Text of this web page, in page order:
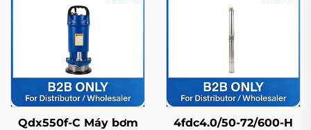
Qdx550f-C Máy bơm
4fdc4.0/50-72/600-H